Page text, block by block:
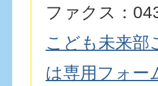
ファクス：
こども未来部
は専用フォー